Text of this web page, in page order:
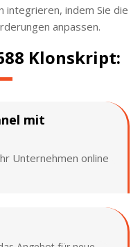
integrieren, indem Sie die
anpassen.
Klonskript:
mit
Unternehmen online